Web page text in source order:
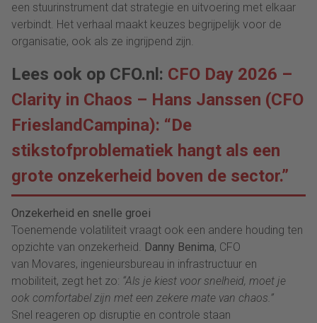
een stuurinstrument dat strategie en uitvoering met elkaar
verbindt. Het verhaal maakt keuzes begrijpelijk voor de
organisatie, ook als ze ingrijpend zijn.
Lees ook op CFO.nl: CFO Day 2026 –
Clarity in Chaos – Hans Janssen (CFO
FrieslandCampina): “De
stikstofproblematiek hangt als een
grote onzekerheid boven de sector.”
Onzekerheid en snelle groei
Toenemende volatiliteit vraagt ook een andere houding ten
opzichte van onzekerheid. Danny Benima, CFO
van Movares, ingenieursbureau in infrastructuur en
mobiliteit, zegt het zo: “Als je kiest voor snelheid, moet je
ook comfortabel zijn met een zekere mate van chaos.”
Snel reageren op disruptie en controle staan